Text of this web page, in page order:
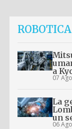
ROBOTICA
a
07
La
un
06